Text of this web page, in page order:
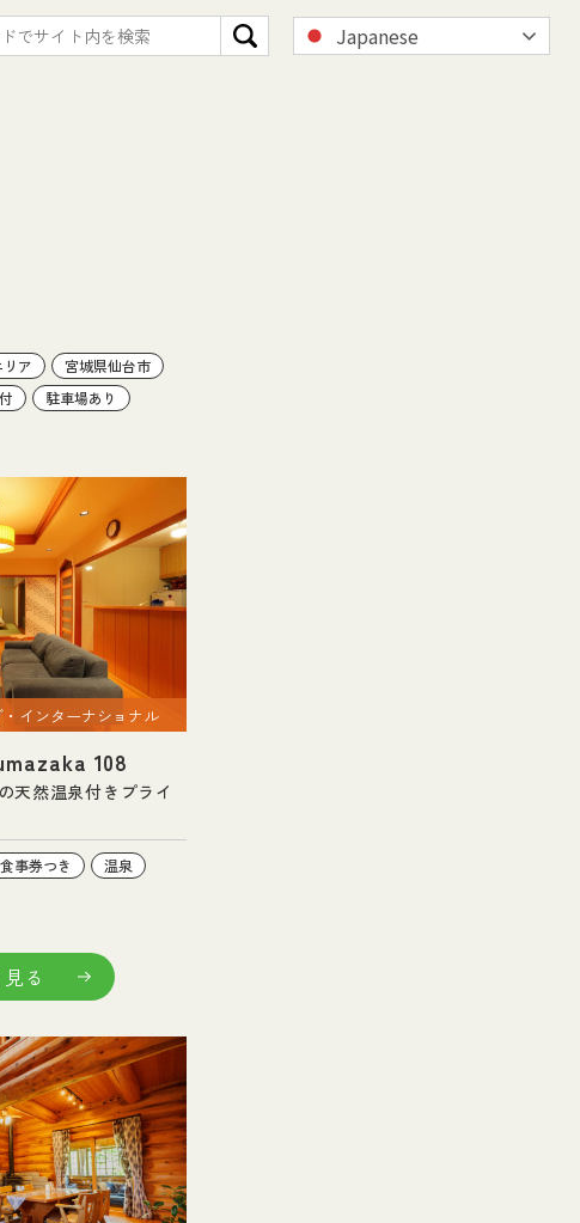
Japanese
ア
宮城県仙台市
駐車場あり
インターナショナル
108
天然温泉付きプライ
事券つき
温泉
る